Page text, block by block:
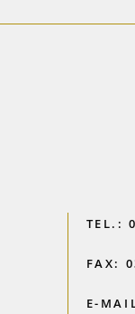
TEL.:
FAX:
E-